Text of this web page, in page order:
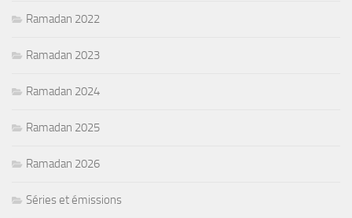
Ramadan 2022
Ramadan 2023
Ramadan 2024
Ramadan 2025
Ramadan 2026
Séries et émissions